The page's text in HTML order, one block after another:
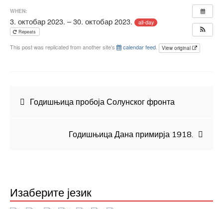
WHEN:
3. октобар 2023. – 30. октобар 2023. all-day
Repeats
This post was replicated from another site's calendar feed View original
Кретање
Годишњица пробоја Солунског фронта
Годишњица Дана примирја 1918.
Изаберите језик